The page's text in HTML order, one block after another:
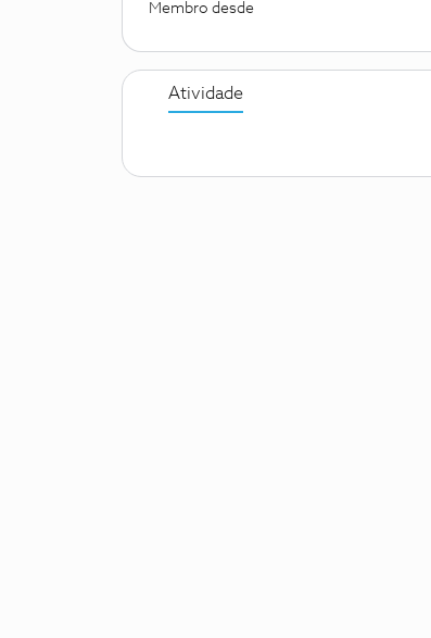
Membro desde
Atividade